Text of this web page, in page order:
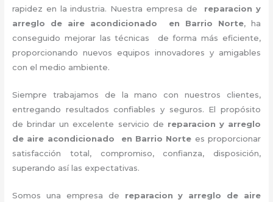
rapidez en la industria. Nuestra empresa de reparacion y
arreglo de aire acondicionado en Barrio Norte, ha
conseguido mejorar las técnicas de forma más eficiente,
proporcionando nuevos equipos innovadores y amigables
con el medio ambiente.
Siempre trabajamos de la mano con nuestros clientes,
entregando resultados confiables y seguros. El propósito
de brindar un excelente servicio de reparacion y arreglo
de aire acondicionado en Barrio Norte es proporcionar
satisfacción total, compromiso, confianza, disposición,
superando así las expectativas.
Somos una empresa de reparacion y arreglo de aire